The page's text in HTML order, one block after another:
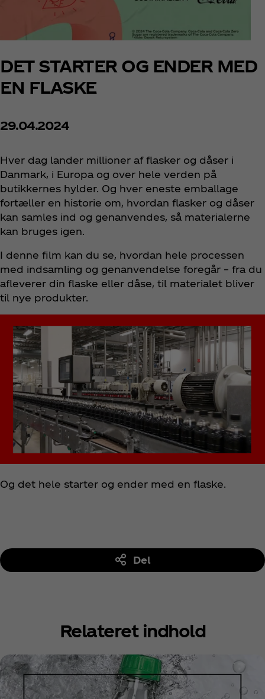
DET STARTER OG ENDER MED
EN FLASKE
29.04.2024
Hver dag lander millioner af flasker og dåser i
Danmark, i Europa og over hele verden på
butikkernes hylder. Og hver eneste emballage
fortæller en historie om, hvordan flasker og dåser
kan samles ind og genanvendes, så materialerne
kan bruges igen.
I denne film kan du se, hvordan hele processen
med indsamling og genanvendelse foregår – fra du
afleverer din flaske eller dåse, til materialet bliver
til nye produkter.
Og det hele starter og ender med en flaske.
Del
Relateret indhold